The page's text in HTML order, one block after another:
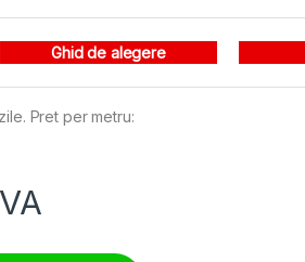
Ghid de alegere
Pret per metru: